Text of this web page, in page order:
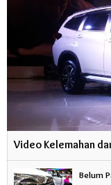
Video Kelemahan
Belum